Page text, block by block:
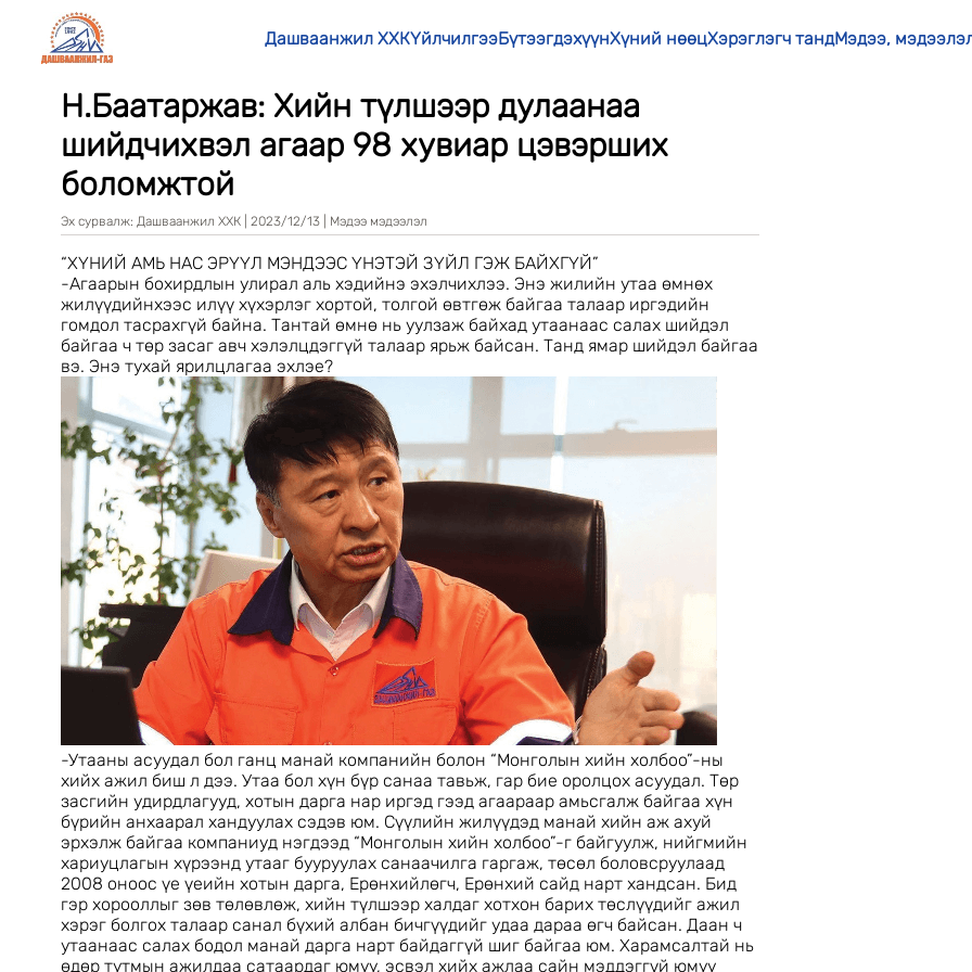
Дашваанжил ХХКҮйлчилгээБүтээгдэхүүнХүний нөөцХэрэглэгч тандМэдээ,
Н.Баатаржав: Хийн түлшээр дулаанаа
шийдчихвэл агаар 98 хувиар цэвэрших
боломжтой
Эх сурвалж: Дашваанжил ХХК 2023/12/13 Мэдээ мэдээлэл
“ХҮНИЙ АМЬ НАС ЭРҮҮЛ МЭНДЭЭС ҮНЭТЭЙ ЗҮЙЛ ГЭЖ БАЙХГҮЙ”
-Агаарын бохирдлын улирал аль хэдийнэ эхэлчихлээ. Энэ жилийн утаа өмнөх
жилүүдийнхээс илүү хүхэрлэг хортой, толгой өвтгөж байгаа талаар иргэдийн
гомдол тасрахгүй байна. Тантай өмнө нь уулзаж байхад утаанаас салах шийдэл
байгаа ч төр засаг авч хэлэлцдэггүй талаар ярьж байсан. Танд ямар шийдэл байгаа
вэ. Энэ тухай ярилцлагаа эхлэе?
-Утааны асуудал бол ганц манай компанийн болон “Монголын хийн холбоо”-ны
хийх ажил биш л дээ. Утаа бол хүн бүр санаа тавьж, гар бие оролцох асуудал. Төр
засгийн удирдлагууд, хотын дарга нар иргэд гээд агаараар амьсгалж байгаа хүн
бүрийн анхаарал хандуулах сэдэв юм. Сүүлийн жилүүдэд манай хийн аж ахуй
эрхэлж байгаа компаниуд нэгдээд “Монголын хийн холбоо”-г байгуулж, нийгмийн
хариуцлагын хүрээнд утааг бууруулах санаачилга гаргаж, төсөл боловсруулаад
2008 оноос үе үеийн хотын дарга, Ерөнхийлөгч, Ерөнхий сайд нарт хандсан. Бид
гэр хорооллыг зөв төлөвлөж, хийн түлшээр халдаг хотхон барих төслүүдийг ажил
хэрэг болгох талаар санал бүхий албан бичгүүдийг удаа дараа өгч байсан. Даан ч
утаанаас салах бодол манай дарга нарт байдаггүй шиг байгаа юм. Харамсалтай нь
өдөр тутмын ажилдаа сатаардаг юмуу, эсвэл хийх ажлаа сайн мэддэггүй юмуу